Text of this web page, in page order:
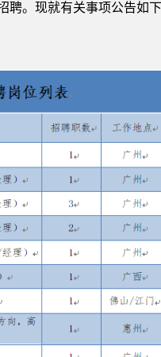
聘。现就有关事项公告如